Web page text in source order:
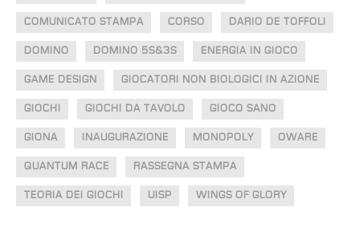
COMUNICATO STAMPA CORSO DARIO DE TOFFOLI
DOMINO DOMINO 5S&3S ENERGIA IN GIOCO
GAME DESIGN GIOCATORI NON BIOLOGICI IN AZIONE
GIOCHI GIOCHI DA TAVOLO GIOCO SANO
GIONA INAUGURAZIONE MONOPOLY OWARE
QUANTUM RACE RASSEGNA STAMPA
TEORIA DEI GIOCHI UISP WINGS OF GLORY